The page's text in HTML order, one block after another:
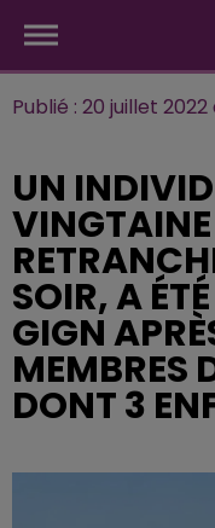
Publié : 20 juillet
UN
SOIR, A
GIGN
MEMBRES
DONT 3